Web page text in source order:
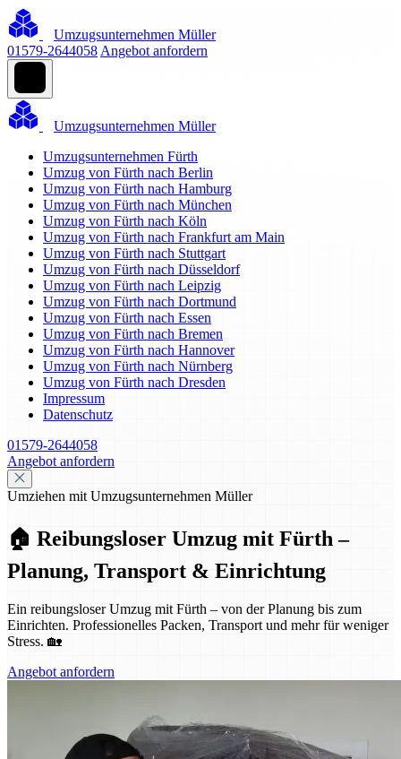
Umzugsunternehmen Müller
01579-2644058 Angebot anfordern
Umzugsunternehmen Müller
Umzugsunternehmen Fürth
Umzug von Fürth nach Berlin
Umzug von Fürth nach Hamburg
Umzug von Fürth nach München
Umzug von Fürth nach Köln
Umzug von Fürth nach Frankfurt am Main
Umzug von Fürth nach Stuttgart
Umzug von Fürth nach Düsseldorf
Umzug von Fürth nach Leipzig
Umzug von Fürth nach Dortmund
Umzug von Fürth nach Essen
Umzug von Fürth nach Bremen
Umzug von Fürth nach Hannover
Umzug von Fürth nach Nürnberg
Umzug von Fürth nach Dresden
Impressum
Datenschutz
01579-2644058
Angebot anfordern
Umziehen mit Umzugsunternehmen Müller
🏠 Reibungsloser Umzug mit Fürth –
Planung, Transport & Einrichtung
Ein reibungsloser Umzug mit Fürth – von der Planung bis zum
Einrichten. Professionelles Packen, Transport und mehr für weniger
Stress. 🏡
Angebot anfordern